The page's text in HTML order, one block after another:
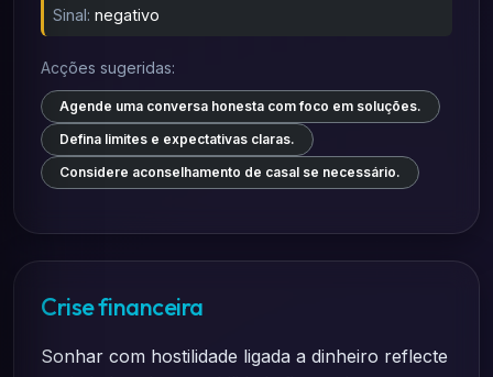
Sinal: negativo
Acções sugeridas:
Agende uma conversa honesta com foco em soluções.
Defina limites e expectativas claras.
Considere aconselhamento de casal se necessário.
Crise financeira
Sonhar com hostilidade ligada a dinheiro reflecte